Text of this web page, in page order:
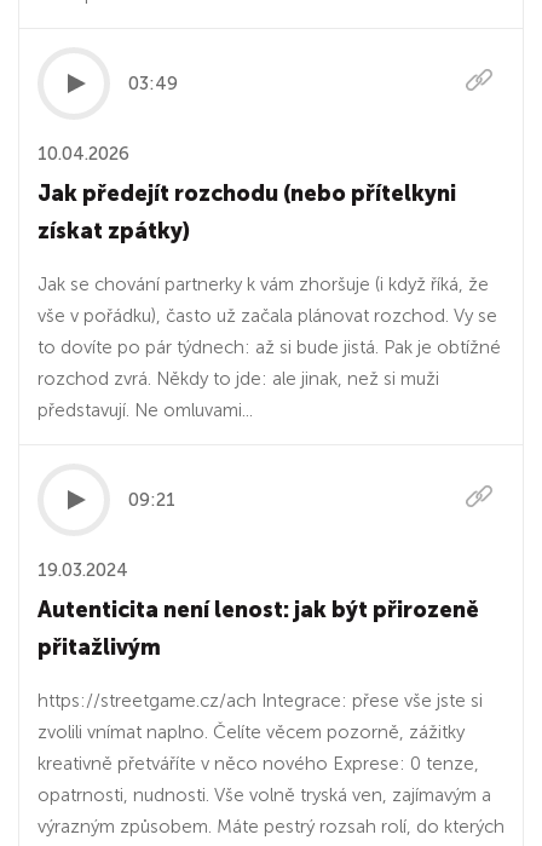
03:49
10.04.2026
Jak předejít rozchodu (nebo přítelkyni
získat zpátky)
Jak se chování partnerky k vám zhoršuje (i když říká, že
vše v pořádku), často už začala plánovat rozchod. Vy se
to dovíte po pár týdnech: až si bude jistá. Pak je obtížné
rozchod zvrá. Někdy to jde: ale jinak, než si muži
představují. Ne omluvami...
09:21
19.03.2024
Autenticita není lenost: jak být přirozeně
přitažlivým
https://streetgame.cz/ach Integrace: přese vše jste si
zvolili vnímat naplno. Čelíte věcem pozorně, zážitky
kreativně přetváříte v něco nového Exprese: 0 tenze,
opatrnosti, nudnosti. Vše volně tryská ven, zajímavým a
výrazným způsobem. Máte pestrý rozsah rolí, do kterých